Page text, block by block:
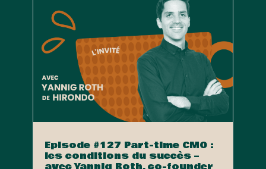
Episode #127 Part-time CMO :
les conditions du succès –